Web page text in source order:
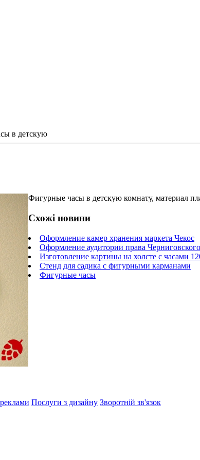
в детскую
Фигурные часы в детскую комнату, материал
Схожі новини
Оформление камер хранения маркета Чекос
Оформление аудитории права
Изготовление картины на холсте с часами
Стенд для садика с фигурными карманами
Фигурные часы
Послуги з дизайну Зворотній зв'язок